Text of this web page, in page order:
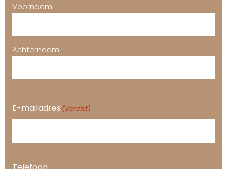
Voornaam
Achternaam
E-mailadres (Vereist)